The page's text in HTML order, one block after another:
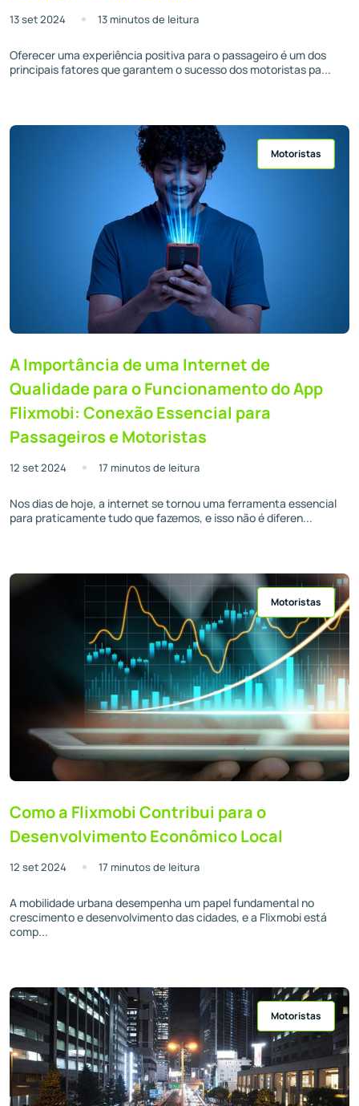
13 set 2024 13 minutos de leitura
Oferecer uma experiência positiva para o passageiro é um dos
principais fatores que garantem o sucesso dos motoristas pa...
Motoristas
A Importância de uma Internet de
Qualidade para o Funcionamento do App
Flixmobi: Conexão Essencial para
Passageiros e Motoristas
12 set 2024 17 minutos de leitura
Nos dias de hoje, a internet se tornou uma ferramenta essencial
para praticamente tudo que fazemos, e isso não é diferen...
Motoristas
Como a Flixmobi Contribui para o
Desenvolvimento Econômico Local
12 set 2024 17 minutos de leitura
A mobilidade urbana desempenha um papel fundamental no
crescimento e desenvolvimento das cidades, e a Flixmobi está
comp...
Motoristas